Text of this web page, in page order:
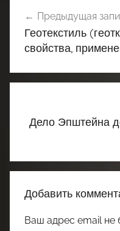
по
записям
Предыдущая
Геотекстиль
свойства,
Дело Эпштейна
Добавить
Ваш адрес email не